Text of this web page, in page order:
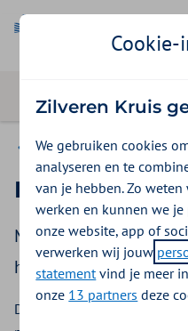
Succesvolle initiatieven
Druppelbril
Met de druppelbril
hulp van
Deze bril heeft 3 gaatjes
Zilveren Kruis
We gebruiken cookies
analyseren en te
van je hebben. Zo
werken en kunnen we
onze website, app of
verwerken wij jouw
statementvind je meer
onze 13 partners deze